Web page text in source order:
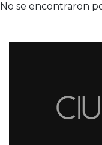
No se encontraron